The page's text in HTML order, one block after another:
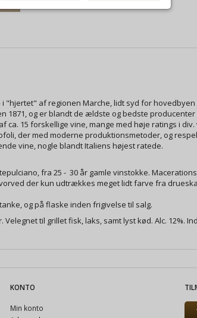
"hjertet" af regionen Marche, lidt syd for hovedbyen
1871, og er blandt de ældste og bedste
ca. 15 forskellige vine, mange med høje ratings i
der med moderne produktionsmetoder, og
vine, nogle blandt Italiens højest ratede.
fra 25 - 30 år gamle vinstokke.
der kun udtrækkes meget lidt farve fra
og på flaske inden frigivelse til salg.
til grillet fisk, laks, samt lyst kød. Alc. 12%.
KONTO
Min konto